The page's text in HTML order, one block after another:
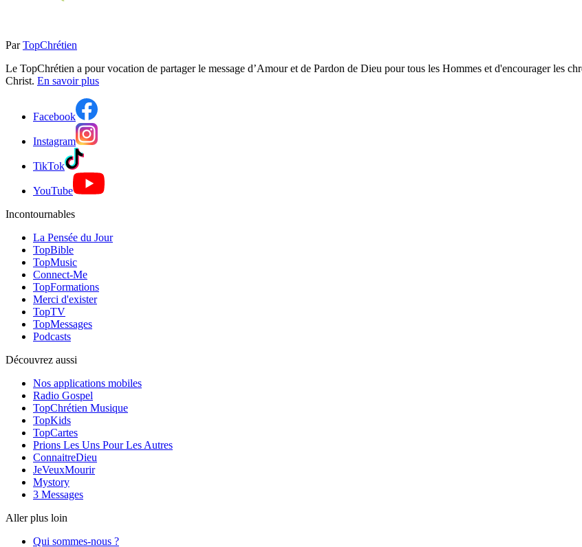
Par TopChrétien
Le TopChrétien a pour vocation de partager le message d’Amour et de Pardon de Dieu pour tous les Hommes et d'encourager les
Christ. En savoir plus
Facebook
Instagram
TikTok
YouTube
Incontournables
La Pensée du Jour
TopBible
TopMusic
Connect-Me
TopFormations
Merci d'exister
TopTV
TopMessages
Podcasts
Découvrez aussi
Nos applications mobiles
Radio Gospel
TopChrétien Musique
TopKids
TopCartes
Prions Les Uns Pour Les Autres
ConnaitreDieu
JeVeuxMourir
Mystory
3 Messages
Aller plus loin
Qui sommes-nous ?